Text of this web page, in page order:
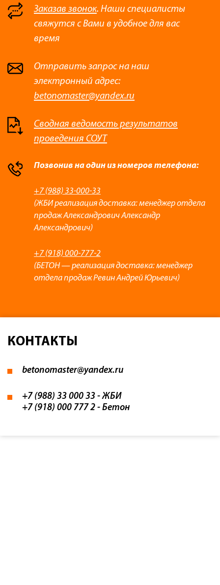
Заказав звонок. Наши специалисты
свяжутся с Вами в удобное для вас
время
Отправить запрос на наш
электронный адрес:
betonomaster@yandex.ru
Сводная ведомость результатов
проведения СОУТ
Позвонив на один из номеров телефона:
+7 (988) 33-000-33
(ЖБИ реализация доставка: менеджер отдела
продаж Александрович Александр
Александрович)
+7 (918) 000-777-2
(БЕТОН — реализация доставка: менеджер
отдела продаж Ревин Андрей Юрьевич)
КОНТАКТЫ
betonomaster@yandex.ru
+7 (988) 33 000 33 - ЖБИ
+7 (918) 000 777 2 - Бетон